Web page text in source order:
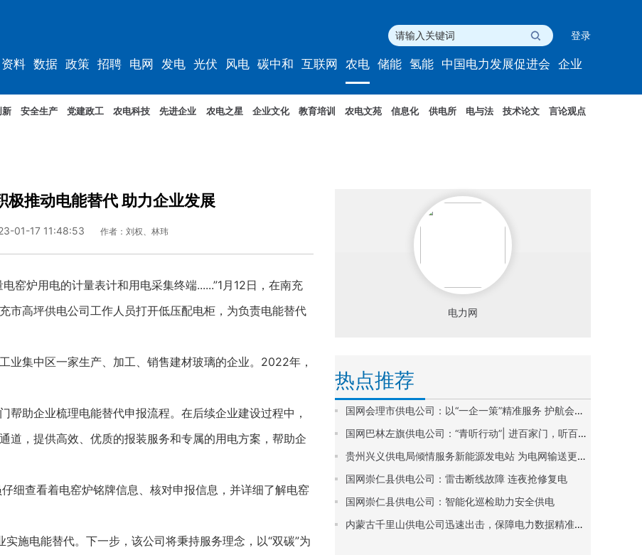
登录
资料 数据 政策 招聘 电网 发电 光伏 风电 碳中和 互联网 农电 储能 氢能 中国电力发展促进会 企业
新 安全生产 党建政工 农电科技 先进企业 农电之星 企业文化 教育培训 农电文苑 信息化 供电所 电与法 技术论文 言论观点
极推动电能替代 助力企业发展
01-17 11:48:53 作者：刘权、林玮
炉用电的计量表计和用电采集终端......”1月12日，在南充
市高坪供电公司工作人员打开低压配电柜，为负责电能替代
集中区一家生产、加工、销售建材玻璃的企业。2022年，
助企业梳理电能替代申报流程。在后续企业建设过程中，
道，提供高效、优质的报装服务和专属的用电方案，帮助企
查看着电窑炉铭牌信息、核对申报信息，并详细了解电窑
电能替代。下一步，该公司将秉持服务理念，以“双碳”为
电力网
热点推荐
国网会理市供电公司：以“一企一策”精准服务 护航会理市人民医院新院区建设
国网巴林左旗供电公司：“青听行动”| 进百家门，听百家言，解百家忧
贵州兴义供电局倾情服务新能源发电站 为电网输送更多清洁能源
国网崇仁县供电公司：雷击断线故障 连夜抢修复电
国网崇仁县供电公司：智能化巡检助力安全供电
内蒙古千里山供电公司迅速出击，保障电力数据精准无误